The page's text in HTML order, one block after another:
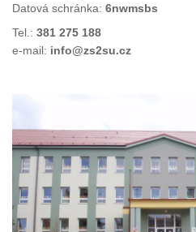
Datová schránka: 6nwmsbs
Tel.: 381 275 188
e-mail: info@zs2su.cz